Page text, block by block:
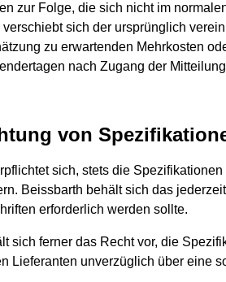
zur Folge, die sich nicht im
sich der ursprünglich
zu erwartenden Mehrkosten
nach Zugang der
von
sich, stets die
Beissbarth behält sich das
erforderlich werden sollte.
sich ferner das Recht vor, die
Lieferanten unverzüglich über eine